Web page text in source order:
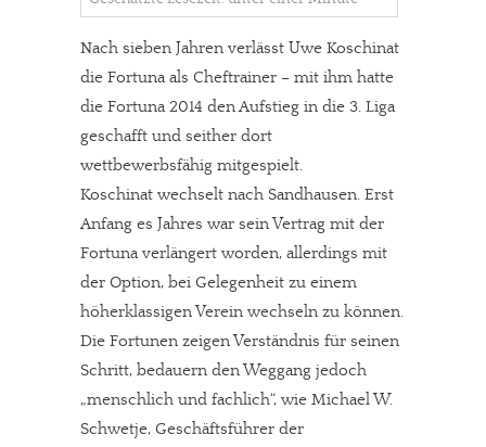
Nach sieben Jahren verlässt Uwe Koschinat
die Fortuna als Cheftrainer – mit ihm hatte
die Fortuna 2014 den Aufstieg in die 3. Liga
geschafft und seither dort
wettbewerbsfähig mitgespielt.
Koschinat wechselt nach Sandhausen. Erst
Anfang es Jahres war sein Vertrag mit der
Fortuna verlängert worden, allerdings mit
der Option, bei Gelegenheit zu einem
höherklassigen Verein wechseln zu können.
Die Fortunen zeigen Verständnis für seinen
Schritt, bedauern den Weggang jedoch
„menschlich und fachlich“, wie Michael W.
Schwetje, Geschäftsführer der